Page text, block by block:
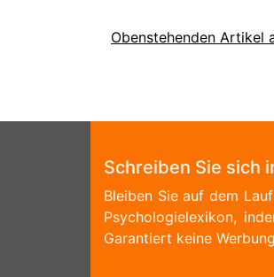
Obenstehenden Artikel
Schreiben Sie sich
Bleiben Sie auf dem
Psychologielexikon,
Garantiert keine